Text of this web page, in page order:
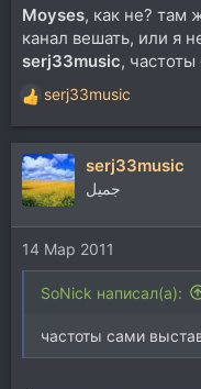
Moyses, как не? там
канал вешать, или я
serj33music,
Р
е
а
к
ц
и
и
:
serj33music
serj33music
جميل
14 Мар 2011
SoNick написал(а):
частоты сами